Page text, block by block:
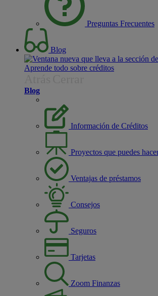
Preguntas Frecuentes
Blog
Aprende todo sobre créditos
Blog
Información de Créditos
Proyectos que puedes
Ventajas de préstamos
Consejos
Seguros
Tarjetas
Zoom Finanzas